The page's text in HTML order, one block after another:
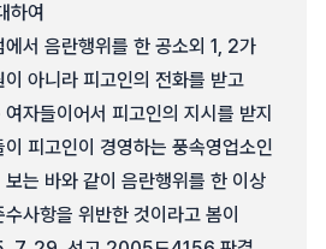
하여
서 음란행위를 한 공소외 1, 2가
아니라 피고인의 전화를 받고
자들이어서 피고인의 지시를 받지
피고인이 경영하는 풍속영업소인
는 바와 같이 음란행위를 한 이상
사항을 위반한 것이라고 봄이